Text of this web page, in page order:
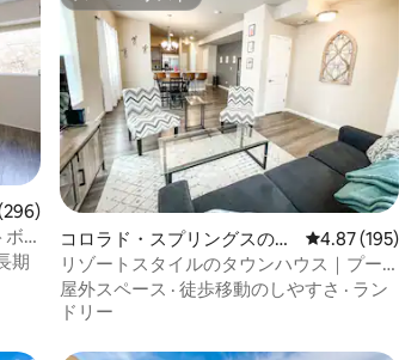
296件、5つ星中4.92つ星の平均評価
ボ
期
コロラド・スプリングスの町
家・長屋
レビュー
4.87 (195)
リゾートスタイルのタウンハウス｜プー
ル、露天風呂、ジムへのアクセス
屋外スペース · 徒歩移動のしやすさ · ラン
ドリー